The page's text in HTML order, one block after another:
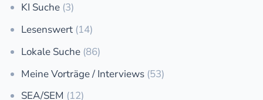
KI Suche (3)
Lesenswert (14)
Lokale Suche (86)
Meine Vorträge / Interviews (53)
SEA/SEM (12)